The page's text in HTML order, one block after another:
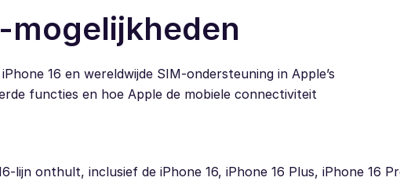
mogelijkheden
16 en wereldwijde SIM-ondersteuning in Apple’s
functies en hoe Apple de mobiele connectiviteit
lijn onthult, inclusief de iPhone 16, iPhone 16 Plus, iPhone 16